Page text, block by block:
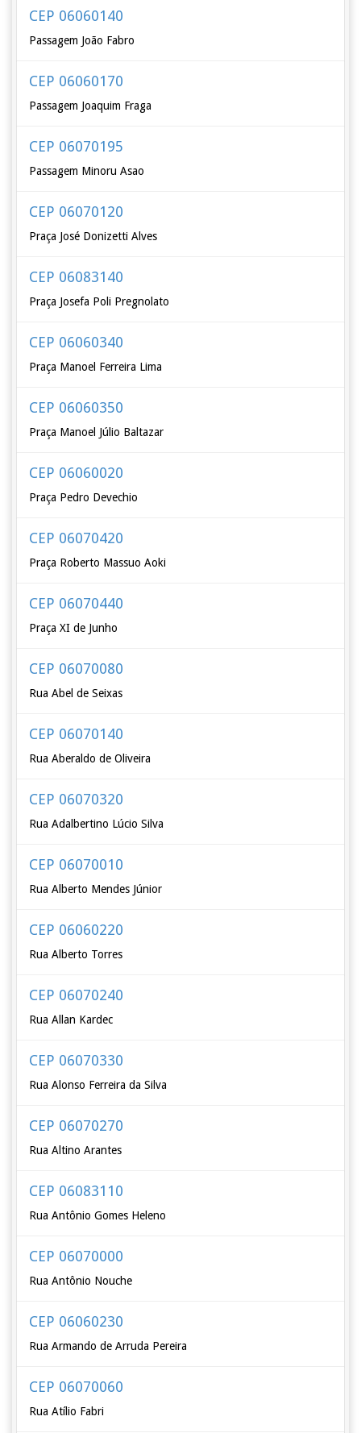
CEP 06060140
Passagem João Fabro
CEP 06060170
Passagem Joaquim Fraga
CEP 06070195
Passagem Minoru Asao
CEP 06070120
Praça José Donizetti Alves
CEP 06083140
Praça Josefa Poli Pregnolato
CEP 06060340
Praça Manoel Ferreira Lima
CEP 06060350
Praça Manoel Júlio Baltazar
CEP 06060020
Praça Pedro Devechio
CEP 06070420
Praça Roberto Massuo Aoki
CEP 06070440
Praça XI de Junho
CEP 06070080
Rua Abel de Seixas
CEP 06070140
Rua Aberaldo de Oliveira
CEP 06070320
Rua Adalbertino Lúcio Silva
CEP 06070010
Rua Alberto Mendes Júnior
CEP 06060220
Rua Alberto Torres
CEP 06070240
Rua Allan Kardec
CEP 06070330
Rua Alonso Ferreira da Silva
CEP 06070270
Rua Altino Arantes
CEP 06083110
Rua Antônio Gomes Heleno
CEP 06070000
Rua Antônio Nouche
CEP 06060230
Rua Armando de Arruda Pereira
CEP 06070060
Rua Atílio Fabri